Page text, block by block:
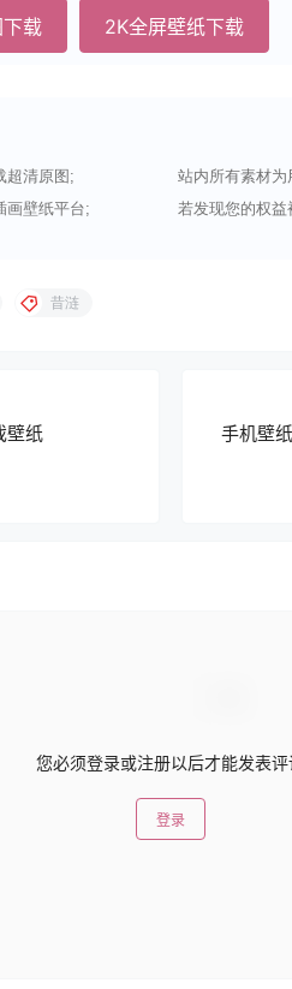
载 2K全屏壁纸下载
超清原图;
站内所有素材
画壁纸平台; 若发现您的权益
昔涟
壁纸 手机壁
您必须登录或注册以后才能发表评
登录